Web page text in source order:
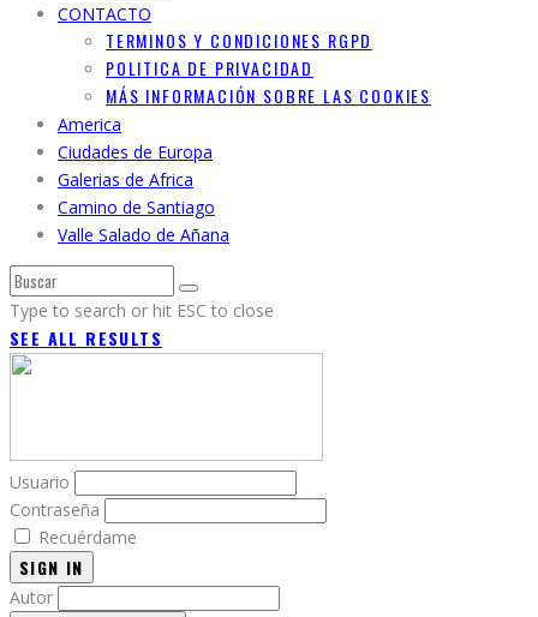
CONTACTO
TERMINOS Y CONDICIONES RGPD
POLITICA DE PRIVACIDAD
MÁS INFORMACIÓN SOBRE LAS COOKIES
America
Ciudades de Europa
Galerias de Africa
Camino de Santiago
Valle Salado de Añana
Type to search or hit ESC to close
SEE ALL RESULTS
Usuario
Contraseña
Recuérdame
SIGN IN
Autor